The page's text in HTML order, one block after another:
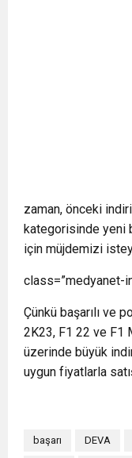
zaman, önceki
kategorisinde yeni
için müjdemizi
class=”medyanet-
Çünkü başarılı ve
2K23, F1 22 ve F1
üzerinde büyük
uygun fiyatlarla
başarı DEVA